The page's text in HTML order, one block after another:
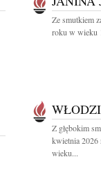
Ze smutkiem
roku w wieku
Z głębokim
kwietnia
wieku...